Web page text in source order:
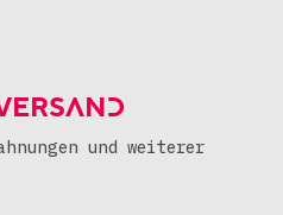
und weiterer